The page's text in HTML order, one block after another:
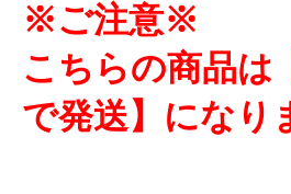
※ご注意※
こちらの商品は
で発送】になり